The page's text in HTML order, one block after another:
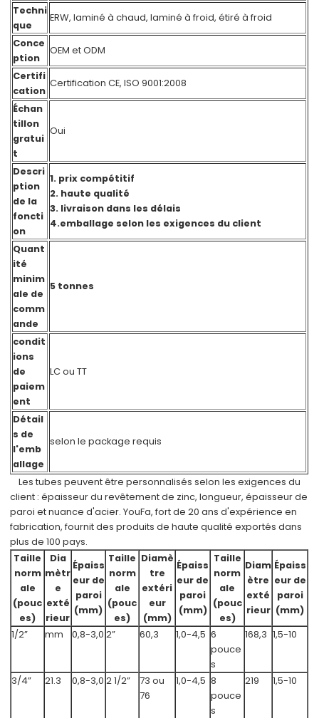
Techni
que
ERW, laminé à chaud, laminé à froid, étiré à froid
Conce
ption
OEM et ODM
Certifi
cation
Certification CE, ISO 9001:2008
Échan
tillon
gratui
t
Oui
Descri
ption
de la
foncti
on
1. prix compétitif
2. haute qualité
3. livraison dans les délais
4.emballage selon les exigences du client
Quant
ité
minim
ale de
comm
ande
5 tonnes
condit
ions
de
paiem
ent
LC ou TT
Détail
s de
l'emb
allage
selon le package requis
Les tubes peuvent être personnalisés selon les exigences du
client : épaisseur du revêtement de zinc, longueur, épaisseur de
paroi et nuance d'acier. YouFa, fort de 20 ans d'expérience en
fabrication, fournit des produits de haute qualité exportés dans
plus de 100 pays.
Taille
norm
ale
(pouc
es)
Dia
mètr
e
exté
rieur
Épaiss
eur de
paroi
(mm)
Taille
norm
ale
(pouc
es)
Diamè
tre
extéri
eur
(mm)
Épaiss
eur de
paroi
(mm)
Taille
norm
ale
(pouc
es)
Diam
ètre
exté
rieur
Épaiss
eur de
paroi
(mm)
1/2”
mm 0,8-3,0 2” 60,3 1,0-4,5 6
pouce
s
168,3 1,5-10
3/4” 21.3 0,8-3,0 2 1/2”
73 ou
76
1,0-4,5 8
pouce
s
219 1,5-10